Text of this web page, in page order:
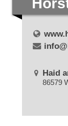
Haid
86579